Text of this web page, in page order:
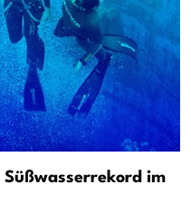
im